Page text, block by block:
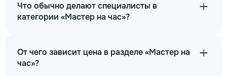
Что обычно делают специалисты в
категории «Мастер на час»?
От чего зависит цена в разделе «Мастер на
час»?